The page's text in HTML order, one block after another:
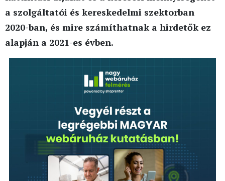
a szolgáltatói és kereskedelmi szektorban
2020-ban, és mire számíthatnak a hirdetők ez
alapján a 2021-es évben.